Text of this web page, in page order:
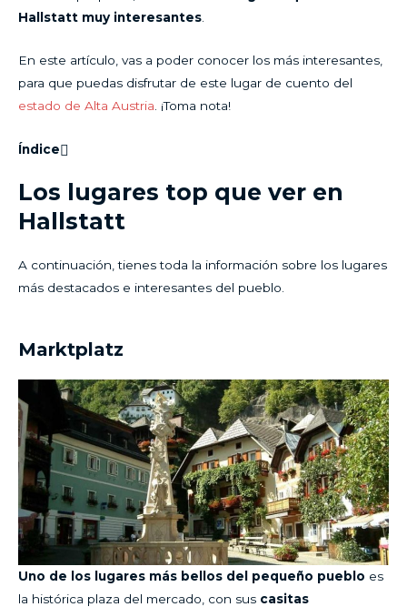
Hallstatt muy interesantes
En este artículo, vas a poder conocer los más interesantes,
para que puedas disfrutar de este lugar de cuento del
estado de Alta Austria . ¡Toma nota!
Índice
Los lugares top que ver en
Hallstatt
A continuación, tienes toda la información sobre los lugares
más destacados e interesantes del pueblo.
Marktplatz
Uno de los lugares más bellos del pequeño pueblo es
la histórica plaza del mercado, con sus casitas